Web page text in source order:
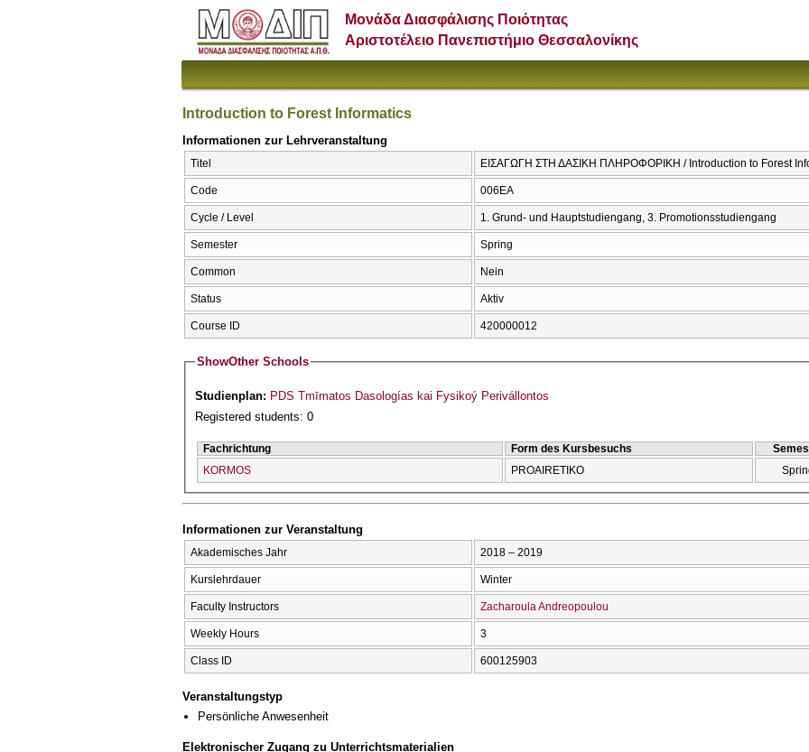
Μονάδα Διασφάλισης Ποιότητας
Αριστοτέλειο Πανεπιστήμιο Θεσσαλονίκης
Introduction to Forest Informatics
Informationen zur Lehrveranstaltung
Titel ΕΙΣΑΓΩΓΗ ΣΤΗ ΔΑΣΙΚΗ ΠΛΗΡΟΦΟΡΙΚΗ / Introduction to Forest
Code 006ΕΑ
Cycle / Level 1. Grund- und Hauptstudiengang, 3. Promotionsstudiengang
Semester Spring
Common Nein
Status Aktiv
Course ID 420000012
ShowOther Schools
Studienplan: PDS Tmīmatos Dasologías kai Fysikoý Perivállontos
Registered students: 0
Fachrichtung Form des Kursbesuchs
KORMOS
PROAIRETIKO
Informationen zur Veranstaltung
Akademisches Jahr 2018 – 2019
Kurslehrdauer Winter
Faculty Instructors Zacharoula Andreopoulou
Weekly Hours 3
Class ID 600125903
Veranstaltungstyp
Persönliche Anwesenheit
Elektronischer Zugang zu Unterrichtsmaterialien